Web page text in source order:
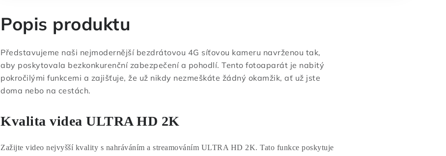
Popis produktu
Představujeme naši nejmodernější bezdrátovou 4G síťovou kameru navrženou tak,
aby poskytovala bezkonkurenční zabezpečení a pohodlí. Tento fotoaparát je nabitý
pokročilými funkcemi a zajišťuje, že už nikdy nezmeškáte žádný okamžik, ať už jste
doma nebo na cestách.
Kvalita videa ULTRA HD 2K
Zažijte video nejvyšší kvality s nahráváním a streamováním ULTRA HD 2K. Tato funkce poskytuje